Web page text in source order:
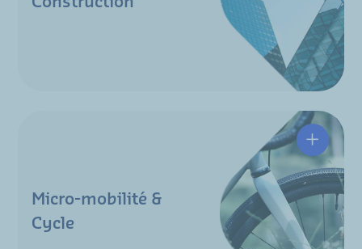
Micro-mobilité &
Cycle